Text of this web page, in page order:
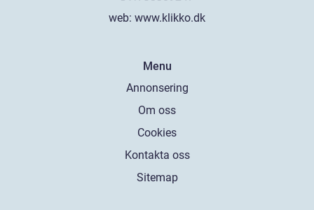
web: www.klikko.dk
Menu
Annonsering
Om oss
Cookies
Kontakta oss
Sitemap